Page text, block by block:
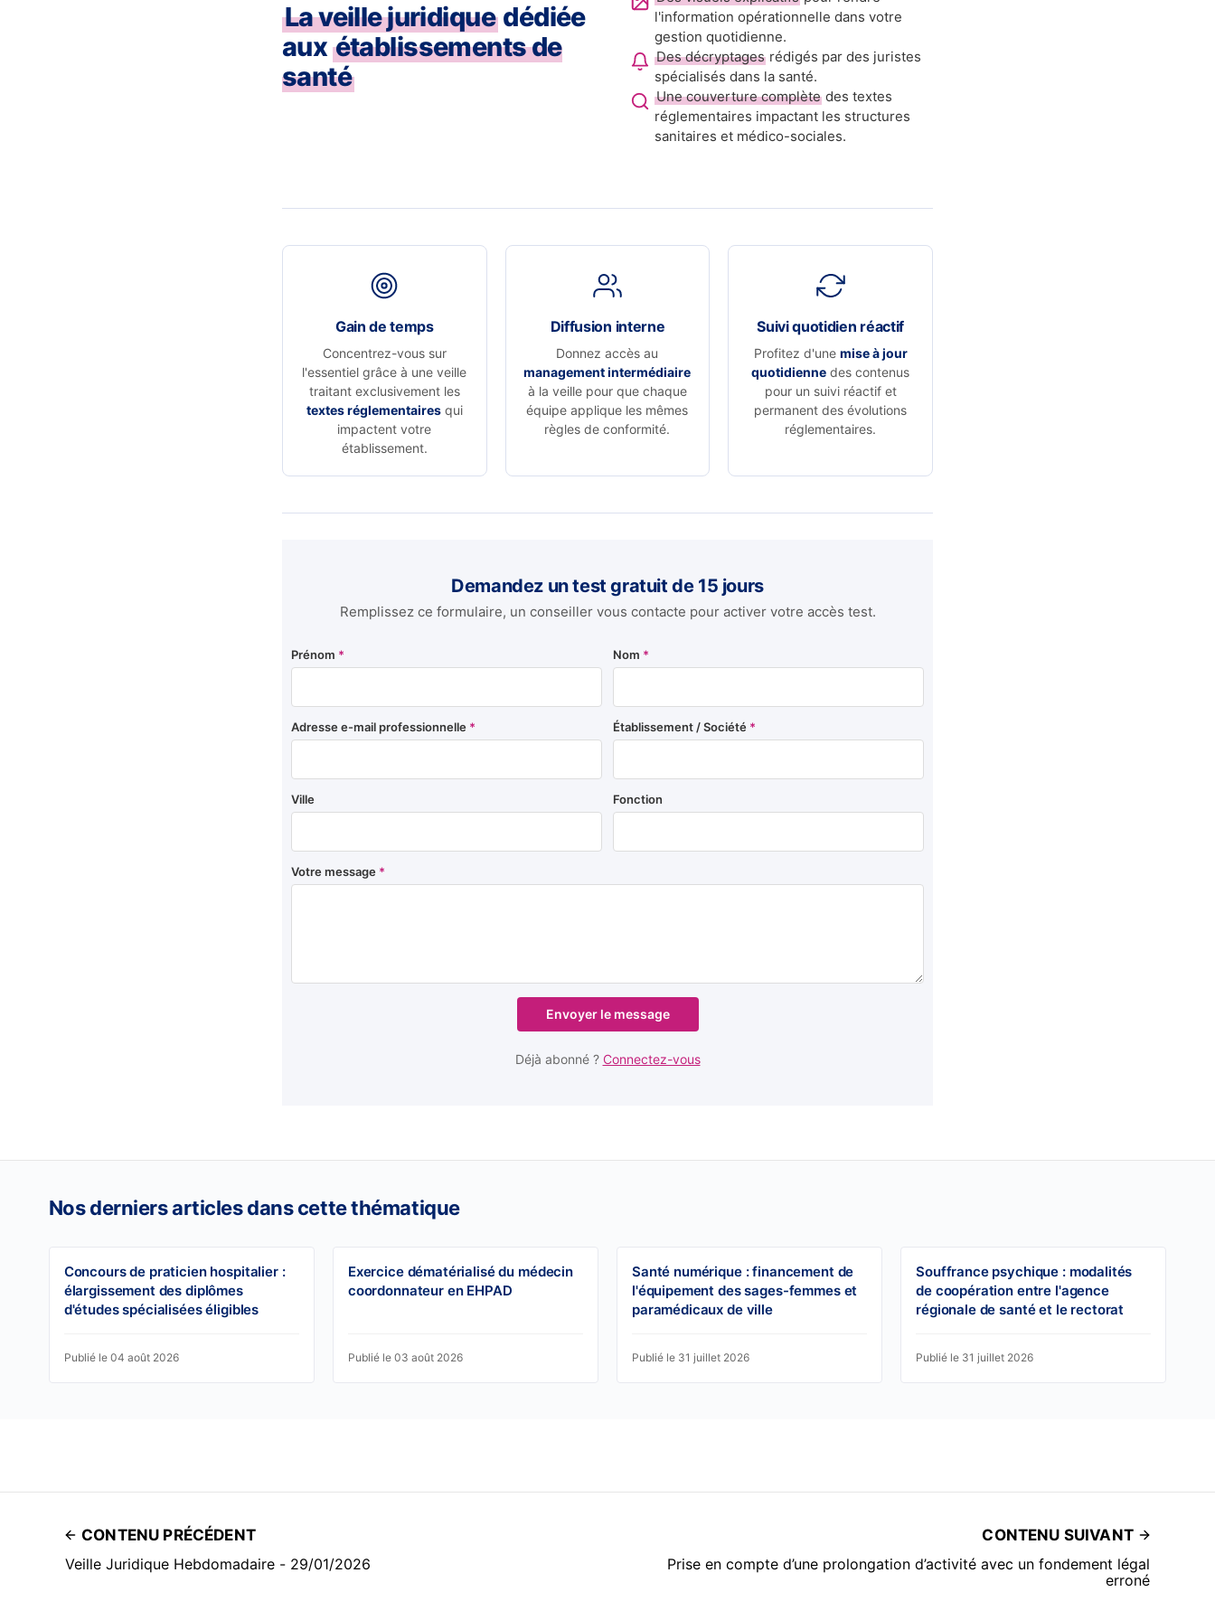
La veille juridiquedédiée
aux établissements de
santé
l'information opérationnelle dans votre
gestion quotidienne.
Des décryptages rédigés par des juristes
spécialisés dans la santé.
Une couverture complète des textes
réglementaires impactant les structures
sanitaires et médico-sociales.
Gain de temps
Concentrez-vous sur
l'essentiel grâce à une veille
traitant exclusivement les
textes réglementairesqui
impactent votre
établissement.
Diffusion interne
Donnez accès au
management intermédiaire
à la veille pour que chaque
équipe applique les mêmes
règles de conformité.
Suivi quotidien réactif
Profitez d'une mise à jour
quotidienne des contenus
pour un suivi réactif et
permanent des évolutions
réglementaires.
Demandez un test gratuit de 15 jours
Remplissez ce formulaire, un conseiller vous contacte pour activer votre accès test.
Prénom * Nom *
Adresse e-mail professionnelle * Établissement / Société *
Ville Fonction
Votre message *
Envoyer le message
Déjà abonné ? Connectez-vous
Nos derniers articles dans cette thématique
Concours de praticien hospitalier :
élargissement des diplômes
d'études spécialisées éligibles
Publié le 04 août 2026
Exercice dématérialisé du médecin
coordonnateur en EHPAD
Publié le 03 août 2026
Santé numérique : financement de
l'équipement des sages-femmes et
paramédicaux de ville
Publié le 31 juillet 2026
Souffrance psychique : modalités
de coopération entre l'agence
régionale de santé et le rectorat
Publié le 31 juillet 2026
CONTENU PRÉCÉDENT
Veille Juridique Hebdomadaire - 29/01/2026
CONTENU SUIVANT
Prise en compte d’une prolongation d’activité avec un fondement légal
erroné